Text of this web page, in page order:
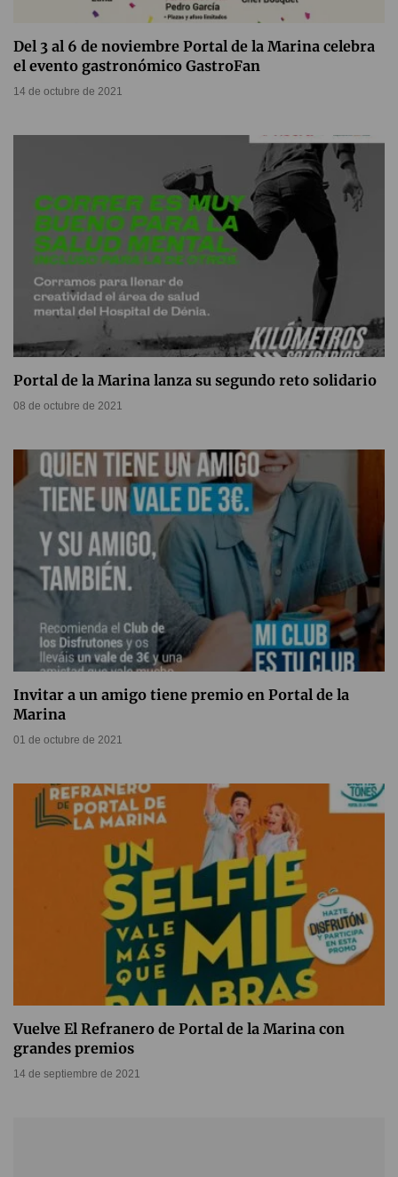
Del 3 al 6 de noviembre Portal de la Marina celebra
el evento gastronómico GastroFan
14 de octubre de 2021
Portal de la Marina lanza su segundo reto solidario
08 de octubre de 2021
Invitar a un amigo tiene premio en Portal de la
Marina
01 de octubre de 2021
Vuelve El Refranero de Portal de la Marina con
grandes premios
14 de septiembre de 2021